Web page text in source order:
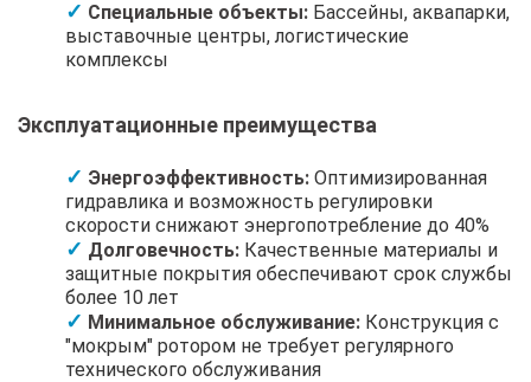
Специальные объекты: Бассейны, аквапарки,
выставочные центры, логистические
комплексы
Эксплуатационные преимущества
Энергоэффективность: Оптимизированная
гидравлика и возможность регулировки
скорости снижают энергопотребление до 40%
Долговечность: Качественные материалы и
защитные покрытия обеспечивают срок службы
более 10 лет
Минимальное обслуживание: Конструкция с
"мокрым" ротором не требует регулярного
технического обслуживания